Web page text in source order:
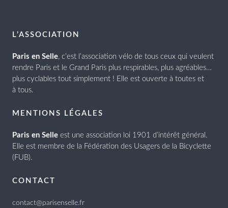
L’ASSOCIATION
Paris en Selle, c’est l’association vélo de tous ceux qui veulent
rendre Paris et le Grand Paris plus respirables, plus agréables…
plus cyclables tout simplement ! Elle est ouverte à toutes et
à tous.
MENTIONS LÉGALES
Paris en Selle est une association loi 1901 d’intérêt général.
Elle est membre de la Fédération des Usagers de la Bicyclette
(FUB).
CONTACT
contact@parisenselle.fr